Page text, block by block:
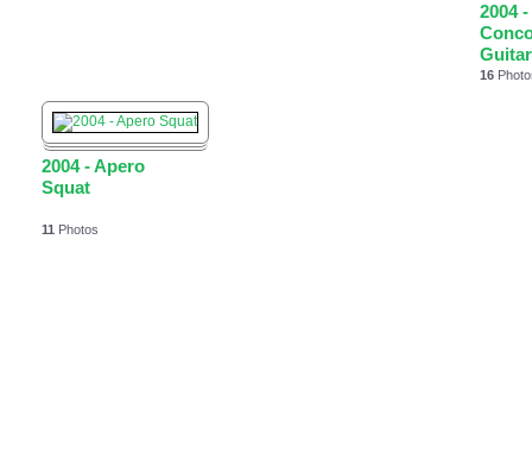
2004 -
Guitar
16
2004 - Apero
Squat
11 Photos